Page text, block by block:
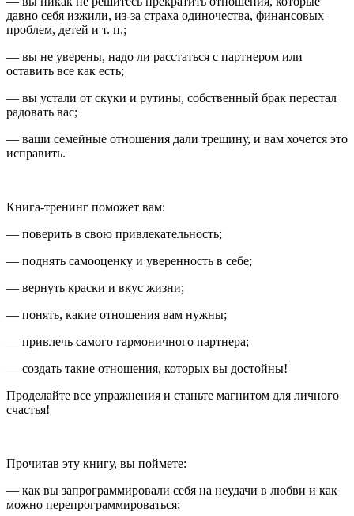
давно себя изжили, из-за страха одиночества, финансовых
проблем, детей и т. п.;
— вы не уверены, надо ли расстаться с партнером или
оставить все как есть;
— вы устали от скуки и рутины, собственный брак перестал
радовать вас;
— ваши семейные отношения дали трещину, и вам хочется это
исправить.
Книга-тренинг поможет вам:
— поверить в свою привлекательность;
— поднять самооценку и уверенность в себе;
— вернуть краски и вкус жизни;
— понять, какие отношения вам нужны;
— привлечь самого гармоничного партнера;
— создать такие отношения, которых вы достойны!
Проделайте все упражнения и станьте магнитом для личного
счастья!
Прочитав эту книгу, вы поймете:
— как вы запрограммировали себя на неудачи в любви и как
можно перепрограммироваться;